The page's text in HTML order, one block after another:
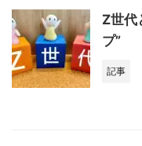
Z世代
プ”
記事